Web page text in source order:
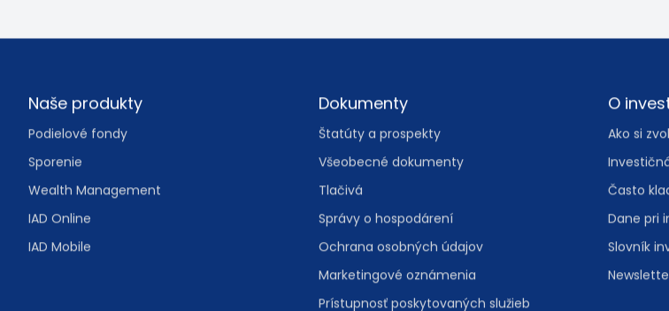
Footer
Naše produkty
Podielové fondy
Sporenie
Wealth Management
Dokumenty
Štatúty a prospekty
Všeobecné dokumenty
Správy o hospodárení
Ochrana osobných údajov
Marketingové oznámenia
O
Ako si
Často
Dane pri